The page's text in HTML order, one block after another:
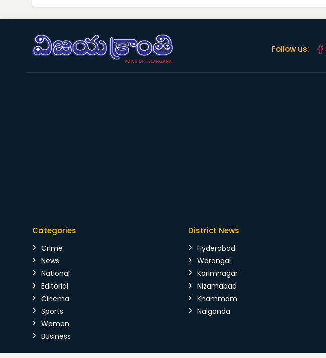
Follow us:
Categories
Crime
News
National
Editorial
Cinema
Sports
Women
Business
District News
Hyderabad
Warangal
Karimnagar
Nizamabad
Khammam
Nalgonda